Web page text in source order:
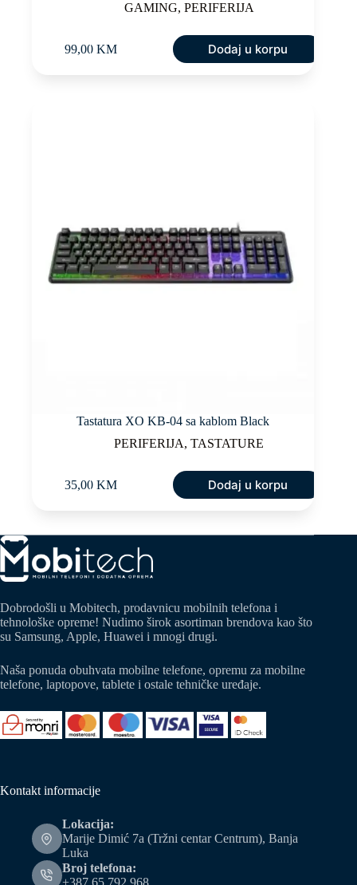
GAMING, PERIFERIJA
99,00 KM Dodaj u korpu
Tastatura XO KB-04 sa kablom Black
PERIFERIJA,TASTATURE
35,00 KM Dodaj u korpu
Dobrodošli u Mobitech, prodavnicu mobilnih telefona i
tehnološke opreme! Nudimo širok asortiman brendova kao što
su Samsung, Apple, Huawei i mnogi drugi.
Naša ponuda obuhvata mobilne telefone, opremu za mobilne
telefone, laptopove, tablete i ostale tehničke uređaje.
Kontakt informacije
Lokacija:
Marije Dimić 7a (Tržni centar Centrum), Banja
Luka
Broj telefona:
+387 65 792 968